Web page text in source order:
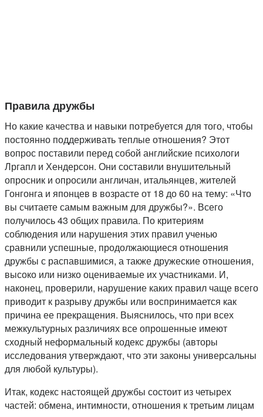
Правила дружбы
Но какие качества и навыки потребуется для того, чтобы
постоянно поддерживать теплые отношения? Этот
вопрос поставили перед собой английские психологи
Лргапл и Хендерсон. Они составили внушительный
опросник и опросили англичан, итальянцев, жителей
Гонгонга и японцев в возрасте от 18 до 60 на тему: «Что
вы считаете самым важным для дружбы?». Всего
получилось 43 общих правила. По критериям
соблюдения или нарушения этих правил ученью
сравнили успешные, продолжающиеся отношения
дружбы с распавшимися, а также дружеские отношения,
высоко или низко оцениваемые их участниками. И,
наконец, проверили, нарушение каких правил чаще всего
приводит к разрыву дружбы или воспринимается как
причина ее прекращения. Выяснилось, что при всех
межкультурных различиях все опрошенные имеют
сходный неформальный кодекс дружбы (авторы
исследования утверждают, что эти законы универсальны
для любой культуры).
Итак, кодекс настоящей дружбы состоит из четырех
частей: обмена, интимности, отношения к третьим лицам